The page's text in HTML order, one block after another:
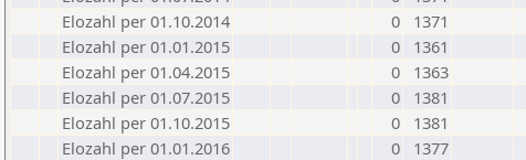
Elozahl per 01.10.2014
0
1371
Elozahl per 01.01.2015
0
1361
Elozahl per 01.04.2015
0
1363
Elozahl per 01.07.2015
0
1381
Elozahl per 01.10.2015
0
1381
Elozahl per 01.01.2016
0
1377